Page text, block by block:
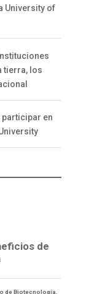
University of
tierra, los
participar en